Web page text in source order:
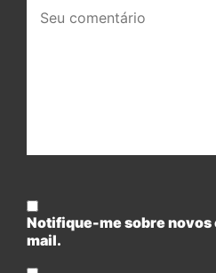
comentário:
Notifique-me sobre
mail.